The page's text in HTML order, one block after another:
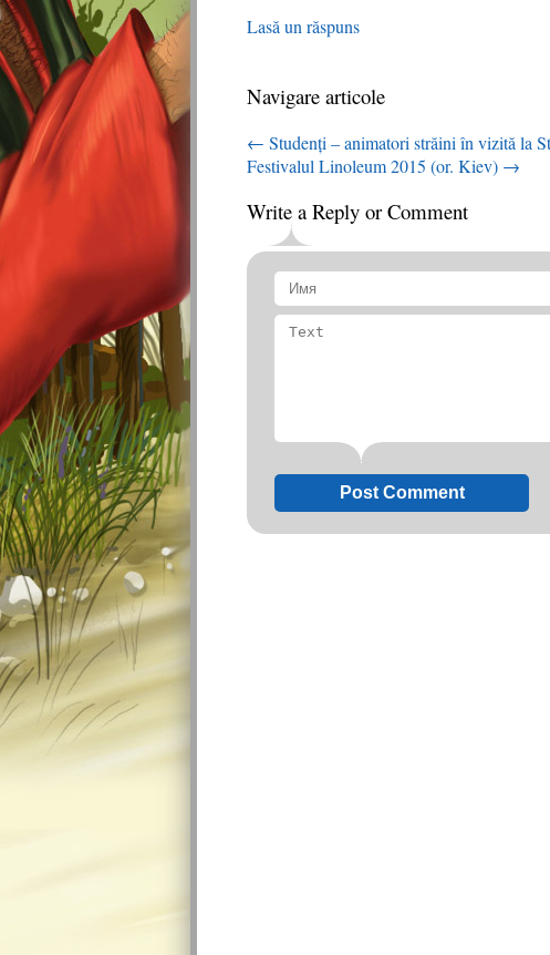
Lasă un răspuns
Navigare articole
← Studenți – animatori străini în vizită la
Festivalul Linoleum 2015 (or. Kiev) →
Write a Reply or Comment